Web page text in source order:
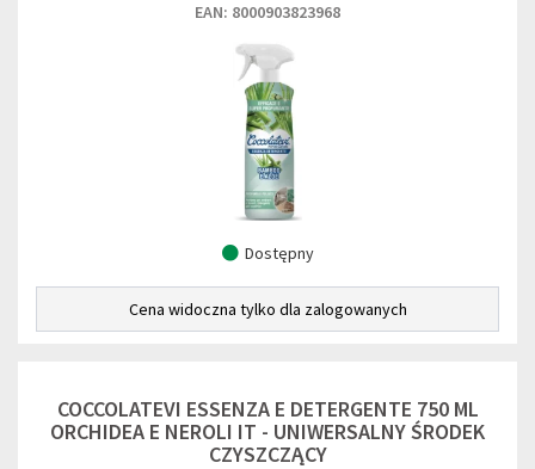
EAN: 8000903823968
Dostępny
Cena widoczna tylko dla zalogowanych
COCCOLATEVI ESSENZA E DETERGENTE 750 ML
ORCHIDEA E NEROLI IT - UNIWERSALNY ŚRODEK
CZYSZCZĄCY